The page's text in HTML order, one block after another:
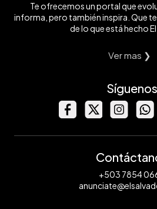
Te ofrecemos un portal que
informa, pero también inspira. Que
de lo que está hecho
Ver mas ❯
Síguenos
+503 7854